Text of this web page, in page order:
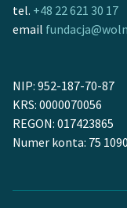
tel. +48 22 621 30 17
email
NIP: 952-187-70-87
KRS: 0000070056
REGON: 017423865
Numer konta: 75